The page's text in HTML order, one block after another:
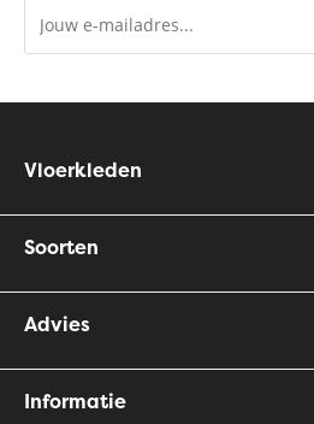
tristique sem vel sed scelerisque
massa eros
tristique sed
08-08-2026
Vloerkleden
Soorten
Advies
Informatie